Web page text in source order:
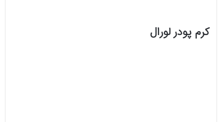
کرم پودر لورال